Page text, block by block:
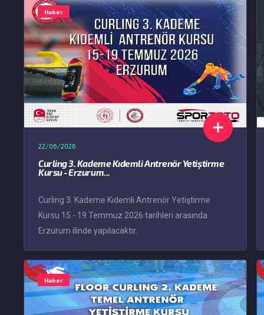
Haber
22/06/2026
Curling 3. Kademe Kıdemli Antrenör Yetiştirme
Kursu - Erzurum...
Curling 3. Kademe Kıdemli Antrenör Yetiştirme
Kursu 15 - 19 Temmuz 2026 tarihleri arasında
Erzurum ilinde yapılacaktır.
Haber